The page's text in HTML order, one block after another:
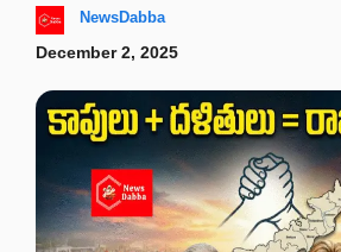
NewsDabba
December 2, 2025